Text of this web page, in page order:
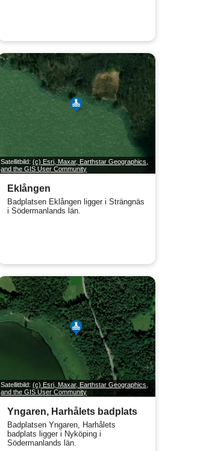
Satellitbild:(c) Esri, Maxar, Earthstar Geographics,
and the GIS User Community
Eklången
Badplatsen Eklången ligger i Strängnäs
i Södermanlands län.
Satellitbild:(c) Esri, Maxar, Earthstar Geographics,
and the GIS User Community
Yngaren, Harhålets badplats
Badplatsen Yngaren, Harhålets
badplats ligger i Nyköping i
Södermanlands län.